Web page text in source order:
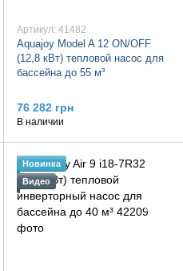
Артикул: 41482
Aquajoy Model A 12 ON/OFF
(12,8 кВт) тепловой насос для
бассейна до 55 м³
76 282 грн
В наличии
Новинка
Видео